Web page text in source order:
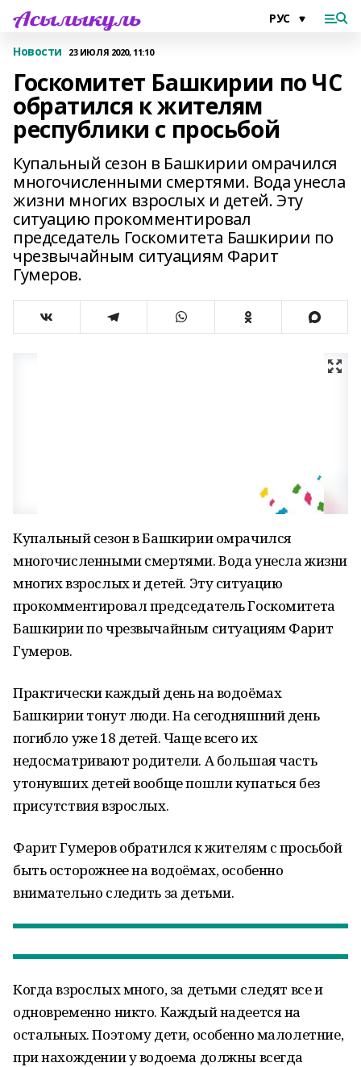
Новости 23 ИЮЛЯ 2020, 11:10
Госкомитет Башкирии по ЧС
обратился к жителям
республики с просьбой
Купальный сезон в Башкирии омрачился
многочисленными смертями. Вода унесла
жизни многих взрослых и детей. Эту
ситуацию прокомментировал
председатель Госкомитета Башкирии по
чрезвычайным ситуациям Фарит
Гумеров.
Купальный сезон в Башкирии омрачился
многочисленными смертями. Вода унесла жизни
многих взрослых и детей. Эту ситуацию
прокомментировал председатель Госкомитета
Башкирии по чрезвычайным ситуациям Фарит
Гумеров.
Практически каждый день на водоёмах
Башкирии тонут люди. На сегодняшний день
погибло уже 18 детей. Чаще всего их
недосматривают родители. А большая часть
утонувших детей вообще пошли купаться без
присутствия взрослых.
Фарит Гумеров обратился к жителям с просьбой
быть осторожнее на водоёмах, особенно
внимательно следить за детьми.
Когда взрослых много, за детьми следят все и
одновременно никто. Каждый надеется на
остальных. Поэтому дети, особенно малолетние,
при нахождении у водоема должны всегда